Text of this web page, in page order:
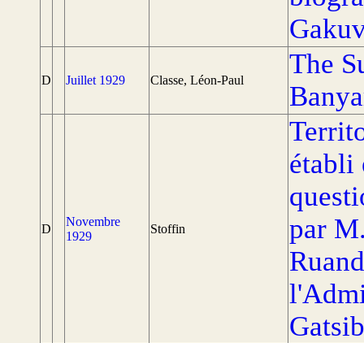
D Juillet 1929 Classe, Léon-Paul
The
D
Novembre
1929
Stoffin
établi
par